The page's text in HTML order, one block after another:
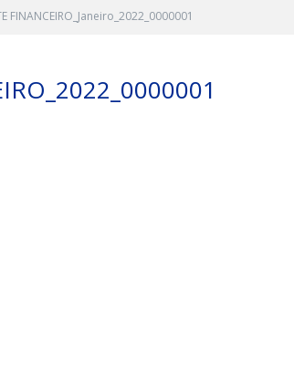
FINANCEIRO_Janeiro_2022_0000001